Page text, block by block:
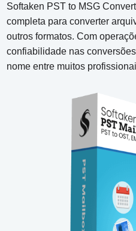
Softaken PST to MSG
completa para converter
outros formatos. Com
confiabilidade nas
nome entre muitos